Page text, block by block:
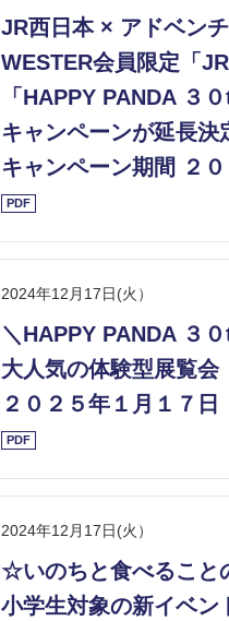
JR西日本 × アドベン
WESTER会員限定「
「HAPPY PANDA ３
キャンペーンが延長決
キャンペーン期間 ２
PDF
2024年12月17日(火）
＼HAPPY PANDA ３
大人気の体験型展覧会
２０２５年１月１７日
PDF
2024年12月17日(火）
☆いのちと食べること
小学生対象の新イベン